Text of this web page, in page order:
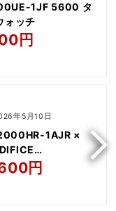
1JF 5600 タ
ォッチ
円
年5月10日
1AJR ×
円